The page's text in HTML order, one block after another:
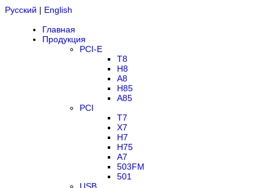
Русский | English
Главная
Продукция
PCI-E
T8
H8
A8
H85
A85
PCI
T7
X7
H7
H75
A7
503FM
501